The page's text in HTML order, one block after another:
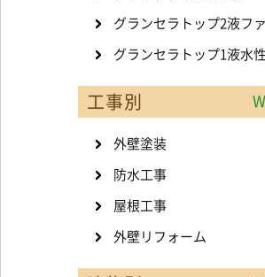
グランセラトップ2液フ
グランセラトップ1液水性
工事別
外壁塗装
防水工事
屋根工事
外壁リフォーム